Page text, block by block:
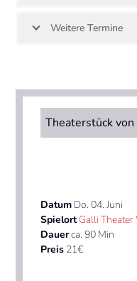
Weitere Termine
Theaterstück von
Datum Do. 04. Juni
SpielortGalli
Dauerca. 90 Min
Preis 21€